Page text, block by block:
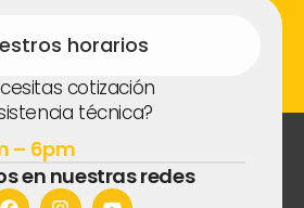
s. horarios
cotización
técnica?
– 6pm
en nuestras redes